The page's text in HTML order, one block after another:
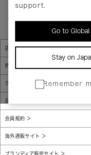
support.
Go to
Stay on
Remember
お問い合わせ
当店について
店舗一覧
特定商取引法に基づく表示
グローバルプライバシーポリシー
反社会的勢力に対する基本方針
会員規約
海外通販サイト
ブランディア販売サイト